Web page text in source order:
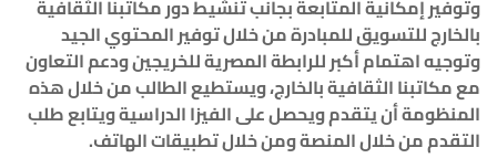
وتوفير إمكانية المتابعة بجانب تنشيط دور مكاتبنا الثقافية
بالخارج للتسويق للمبادرة من خلال توفير المحتوي الجيد
وتوجيه اهتمام أكبر للرابطة المصرية للخريجين ودعم التعاون
مع مكاتبنا الثقافية بالخارج، ويستطيع الطالب من خلال هذه
المنظومة أن يتقدم ويحصل على الفيزا الدراسية ويتابع طلب
التقدم من خلال المنصة ومن خلال تطبيقات الهاتف.